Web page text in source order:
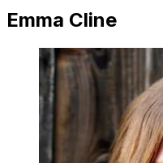
Emma Cline